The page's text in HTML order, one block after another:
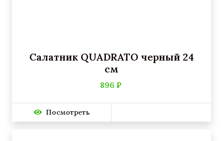
Салатник QUADRATO черный 24
см
896 ₽
Посмотреть